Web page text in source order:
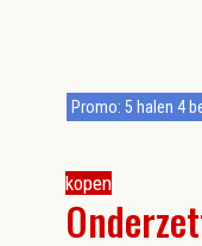
kopen
Promo: 5 halen 4